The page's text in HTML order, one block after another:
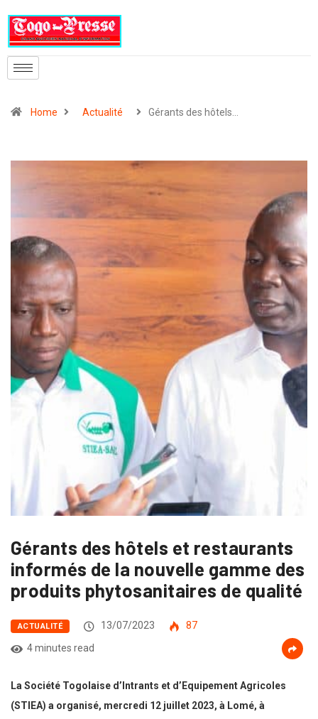
Home Actualité Gérants des hôtels…
Gérants des hôtels et restaurants
informés de la nouvelle gamme des
produits phytosanitaires de qualité
ACTUALITÉ 13/07/2023
87
4 minutes read
La Société Togolaise d’Intrants et d’Equipement Agricoles
(STIEA) a organisé, mercredi 12 juillet 2023, à Lomé, à